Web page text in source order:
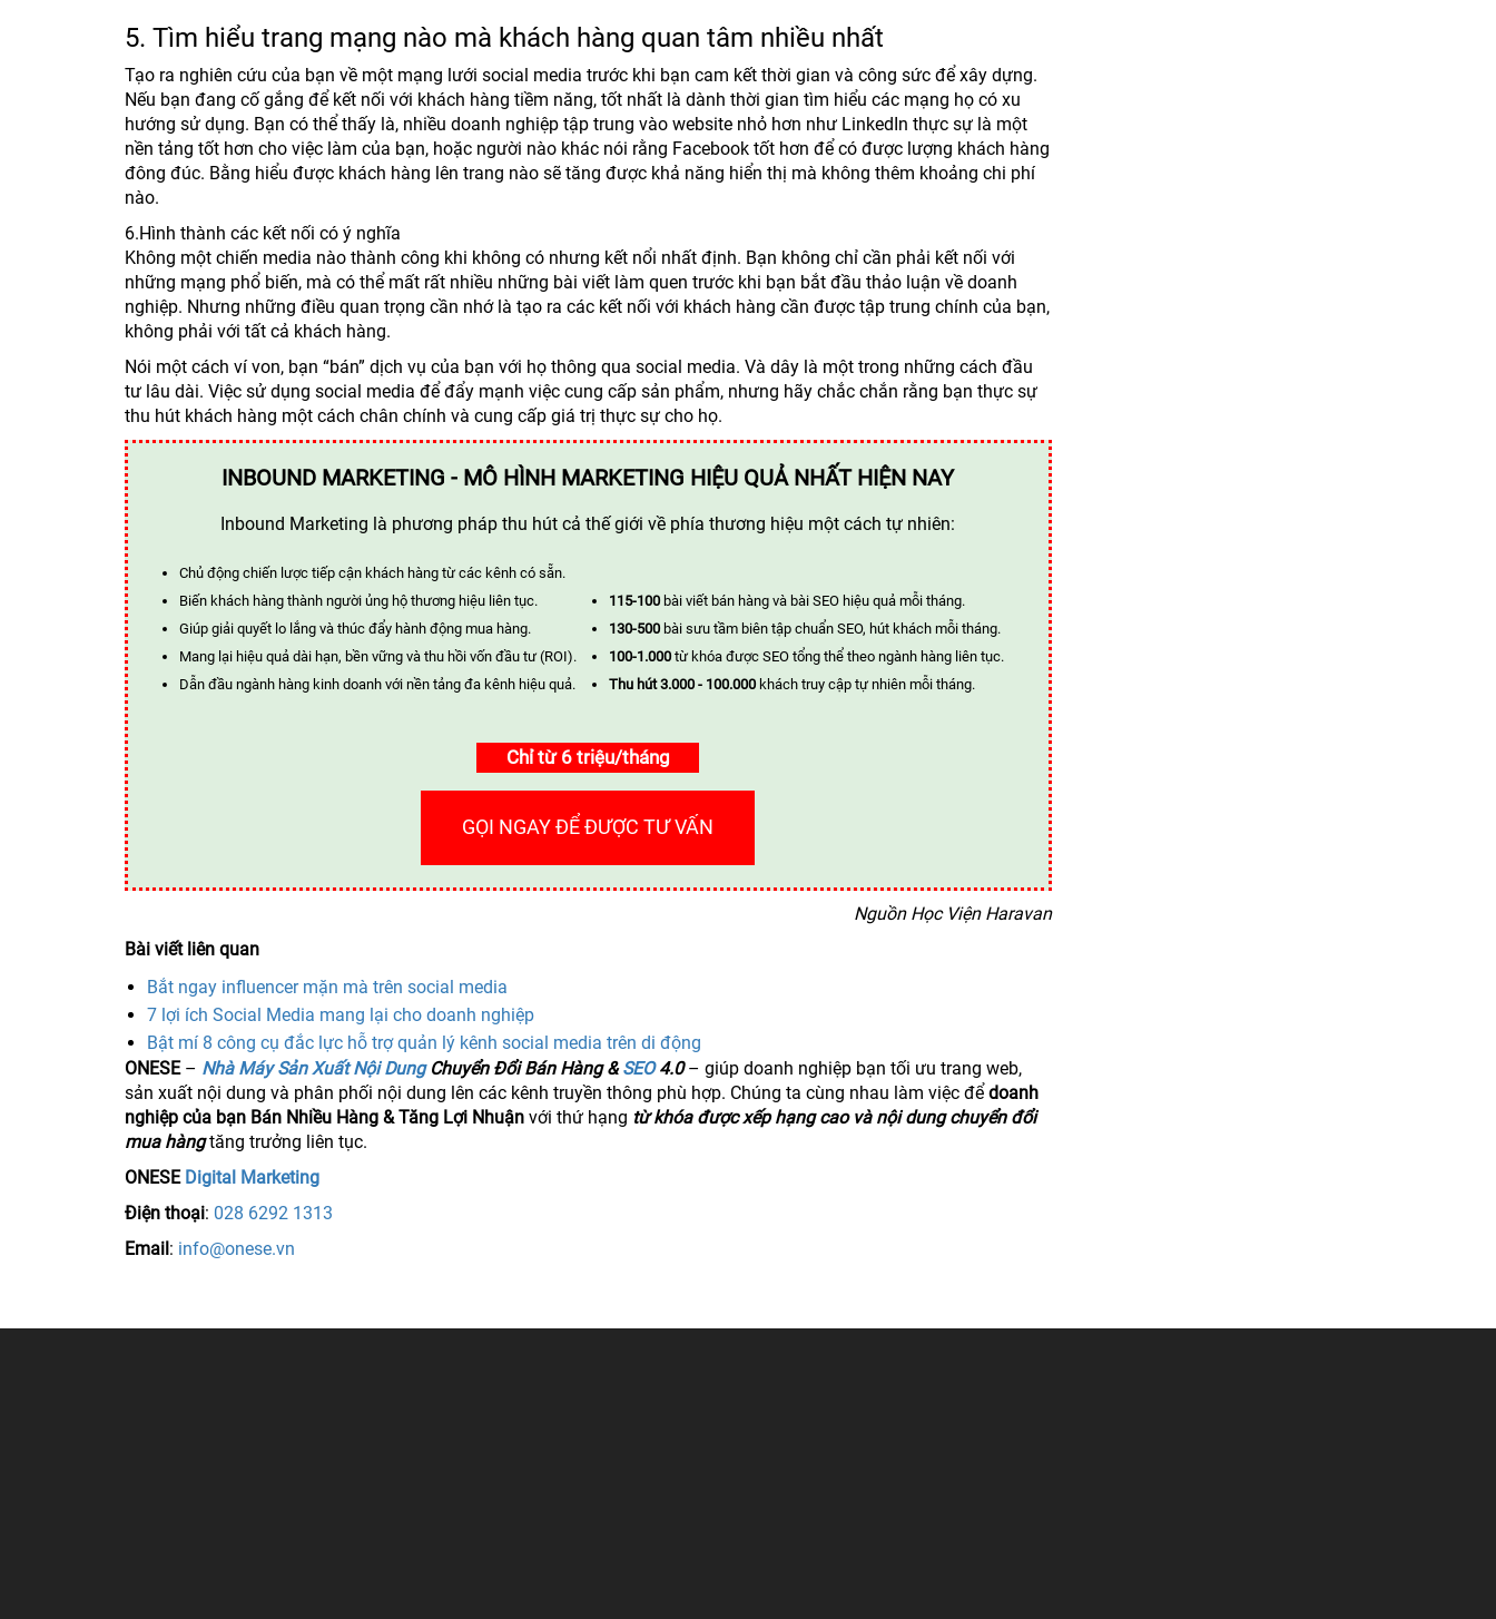
5. Tìm hiểu trang mạng nào mà khách hàng quan tâm nhiều nhất
Tạo ra nghiên cứu của bạn về một mạng lưới social media trước khi bạn cam kết thời gian và công sức để xây dựng.
Nếu bạn đang cố gắng để kết nối với khách hàng tiềm năng, tốt nhất là dành thời gian tìm hiểu các mạng họ có xu
hướng sử dụng. Bạn có thể thấy là, nhiều doanh nghiệp tập trung vào website nhỏ hơn như LinkedIn thực sự là một
nền tảng tốt hơn cho việc làm của bạn, hoặc người nào khác nói rằng Facebook tốt hơn để có được lượng khách hàng
đông đúc. Bằng hiểu được khách hàng lên trang nào sẽ tăng được khả năng hiển thị mà không thêm khoảng chi phí
nào.
6.Hình thành các kết nối có ý nghĩa
Không một chiến media nào thành công khi không có nhưng kết nổi nhất định. Bạn không chỉ cần phải kết nối với
những mạng phổ biến, mà có thể mất rất nhiều những bài viết làm quen trước khi bạn bắt đầu thảo luận về doanh
nghiệp. Nhưng những điều quan trọng cần nhớ là tạo ra các kết nối với khách hàng cần được tập trung chính của bạn,
không phải với tất cả khách hàng.
Nói một cách ví von, bạn “bán” dịch vụ của bạn với họ thông qua social media. Và dây là một trong những cách đầu
tư lâu dài. Việc sử dụng social media để đẩy mạnh việc cung cấp sản phẩm, nhưng hãy chắc chắn rằng bạn thực sự
thu hút khách hàng một cách chân chính và cung cấp giá trị thực sự cho họ.
INBOUND MARKETING - MÔ HÌNH MARKETING HIỆU QUẢ NHẤT HIỆN NAY
Inbound Marketing là phương pháp thu hút cả thế giới về phía thương hiệu một cách tự nhiên:
Chủ động chiến lược tiếp cận khách hàng từ các kênh có sẵn.
Biến khách hàng thành người ủng hộ thương hiệu liên tục.
Giúp giải quyết lo lắng và thúc đẩy hành động mua hàng.
Mang lại hiệu quả dài hạn, bền vững và thu hồi vốn đầu tư (ROI).
Dẫn đầu ngành hàng kinh doanh với nền tảng đa kênh hiệu quả.
115-100 bài viết bán hàng và bài SEO hiệu quả mỗi tháng.
130-500 bài sưu tầm biên tập chuẩn SEO, hút khách mỗi tháng.
100-1.000 từ khóa được SEO tổng thể theo ngành hàng liên tục.
Thu hút 3.000 - 100.000 khách truy cập tự nhiên mỗi tháng.
Chỉ từ 6 triệu/tháng
GỌI NGAY ĐỂ ĐƯỢC TƯ VẤN
Nguồn Học Viện Haravan
Bài viết liên quan
Bắt ngay influencer mặn mà trên social media
7 lợi ích Social Media mang lại cho doanh nghiệp
Bật mí 8 công cụ đắc lực hỗ trợ quản lý kênh social media trên di động
ONESE– Nhà Máy Sản Xuất Nội DungChuyển Đổi Bán Hàng &SEO4.0– giúp doanh nghiệp bạn tối ưu trang web,
sản xuất nội dung và phân phối nội dung lên các kênh truyền thông phù hợp. Chúng ta cùng nhau làm việc để doanh
nghiệp của bạn Bán Nhiều Hàng & Tăng Lợi Nhuận với thứ hạng từ khóa được xếp hạng cao và nội dung chuyển đổi
mua hàngtăng trưởng liên tục.
ONESE Digital Marketing
Điện thoại: 028 6292 1313
Email: info@onese.vn